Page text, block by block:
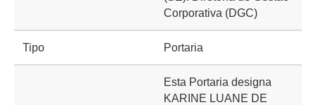
Corporativa (DGC)
Tipo Portaria
Esta Portaria designa
KARINE LUANE DE